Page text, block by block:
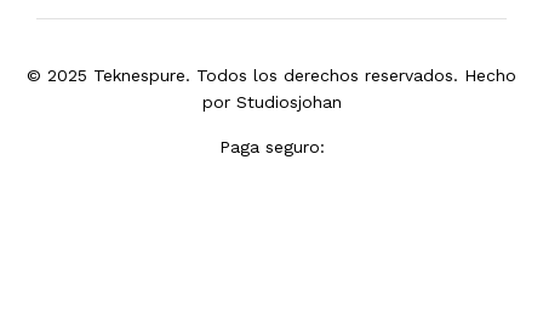
© 2025 Teknespure. Todos los derechos reservados. Hecho
por Studiosjohan
Paga seguro: